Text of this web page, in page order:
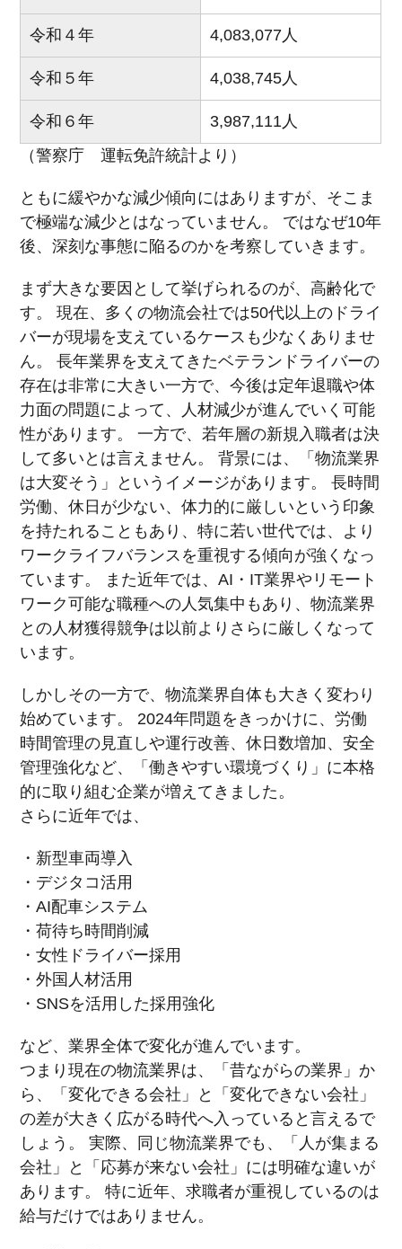
令和４年 4,083,077人
令和５年 4,038,745人
令和６年
3,987,111人
（警察庁 運転免許統計より）
ともに緩やかな減少傾向にはありますが、そこま
で極端な減少とはなっていません。 ではなぜ10年
後、深刻な事態に陥るのかを考察していきます。
まず大きな要因として挙げられるのが、高齢化で
す。 現在、多くの物流会社では50代以上のドライ
バーが現場を支えているケースも少なくありませ
ん。 長年業界を支えてきたベテランドライバーの
存在は非常に大きい一方で、今後は定年退職や体
力面の問題によって、人材減少が進んでいく可能
性があります。 一方で、若年層の新規入職者は決
して多いとは言えません。 背景には、「物流業界
は大変そう」というイメージがあります。 長時間
労働、休日が少ない、体力的に厳しいという印象
を持たれることもあり、特に若い世代では、より
ワークライフバランスを重視する傾向が強くなっ
ています。 また近年では、AI・IT業界やリモート
ワーク可能な職種への人気集中もあり、物流業界
との人材獲得競争は以前よりさらに厳しくなって
います。
しかしその一方で、物流業界自体も大きく変わり
始めています。 2024年問題をきっかけに、労働
時間管理の見直しや運行改善、休日数増加、安全
管理強化など、「働きやすい環境づくり」に本格
的に取り組む企業が増えてきました。
さらに近年では、
・新型車両導入
・デジタコ活用
・AI配車システム
・荷待ち時間削減
・女性ドライバー採用
・外国人材活用
・SNSを活用した採用強化
など、業界全体で変化が進んでいます。
つまり現在の物流業界は、「昔ながらの業界」か
ら、「変化できる会社」と「変化できない会社」
の差が大きく広がる時代へ入っていると言えるで
しょう。 実際、同じ物流業界でも、「人が集まる
会社」と「応募が来ない会社」には明確な違いが
あります。 特に近年、求職者が重視しているのは
給与だけではありません。